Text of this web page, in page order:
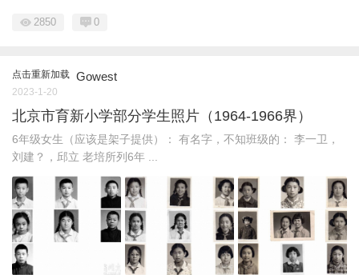
2850 0
点击重新加载 Gowest
2023-1-20
北京市育新小学部分学生照片（1964-1966界）
6年级女生（应该是架子提供）： 有名字，不知班级的： 李一卫，
刘建？，邱立 老培所列6年 ...